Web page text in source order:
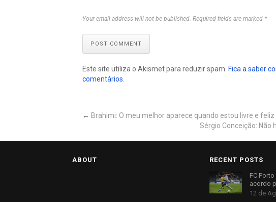
Your email address will not be published. Required fields are marked *
POST COMMENT
Este site utiliza o Akismet para reduzir spam. Fica a saber
comentários
← Brahimi: O meu melhor aparece quando estou livre e feliz
Sérgio Conceição:
ABOUT RECENT POSTS
FC
acordo
12 de